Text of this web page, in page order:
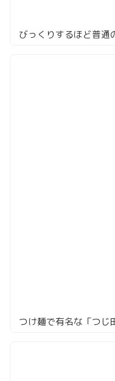
びっくりするほど普通
つけ麺で有名な「つじ